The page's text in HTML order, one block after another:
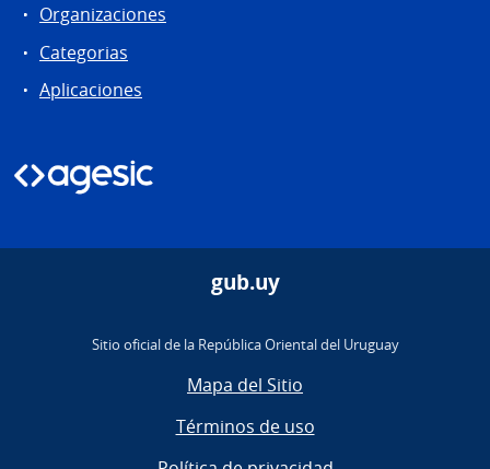
Organizaciones
Categorias
Aplicaciones
gub.uy
Sitio oficial de la República Oriental del Uruguay
Mapa del Sitio
Términos de uso